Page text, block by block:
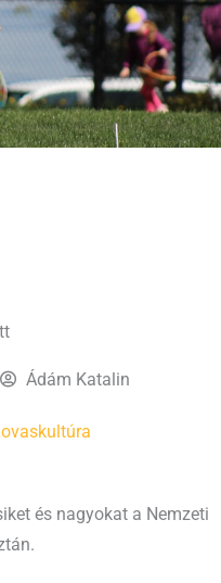
Ádám Katalin
és nagyokat a Nemzeti